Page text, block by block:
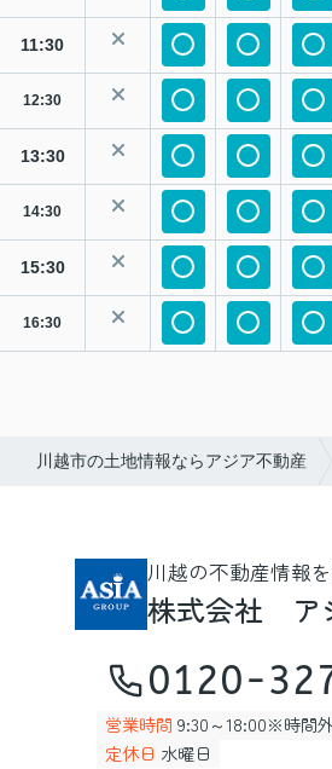
11:30
12:30
13:30
14:30
15:30
16:30
川越市の土地情報ならアジア不動産
川越の不動産情報
株式会社 ア
0120-
営業時間 9:30～18:00※時間
定休日 水曜日